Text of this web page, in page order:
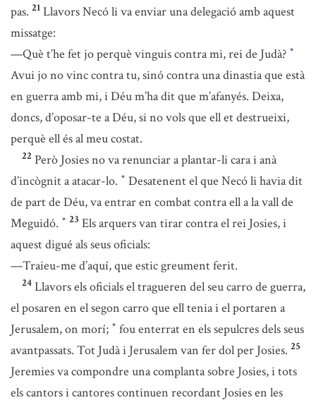
pas. 21 Llavors Necó li va enviar una delegació amb aquest
missatge:
—Què t’he fet jo perquè vinguis contra mi, rei de Judà? *
Avui jo no vinc contra tu, sinó contra una dinastia que està
en guerra amb mi, i Déu m’ha dit que m’afanyés. Deixa,
doncs, d’oposar-te a Déu, si no vols que ell et destrueixi,
perquè ell és al meu costat.
22 Però Josies no va renunciar a plantar-li cara i anà
d’incògnit a atacar-lo. * Desatenent el que Necó li havia dit
de part de Déu, va entrar en combat contra ell a la vall de
Meguidó. * 23 Els arquers van tirar contra el rei Josies, i
aquest digué als seus oficials:
—Traieu-me d’aquí, que estic greument ferit.
24 Llavors els oficials el tragueren del seu carro de guerra,
el posaren en el segon carro que ell tenia i el portaren a
Jerusalem, on morí; * fou enterrat en els sepulcres dels seus
avantpassats. Tot Judà i Jerusalem van fer dol per Josies. 25
Jeremies va compondre una complanta sobre Josies, i tots
els cantors i cantores continuen recordant Josies en les